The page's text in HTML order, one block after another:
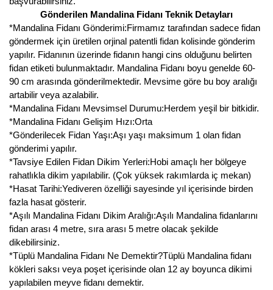
Gönderilen Mandalina Fidanı Teknik Detayları
*Mandalina Fidanı Gönderimi:Firmamız tarafından sadece fidan
göndermek için üretilen orjinal patentli fidan kolisinde gönderim
yapılır. Fidanının üzerinde fidanın hangi cins olduğunu belirten
fidan etiketi bulunmaktadır. Mandalina Fidanı boyu genelde 60-
90 cm arasında gönderilmektedir. Mevsime göre bu boy aralığı
artabilir veya azalabilir.
*Mandalina Fidanı Mevsimsel Durumu:Herdem yeşil bir bitkidir.
*Mandalina Fidanı Gelişim Hızı:Orta
*Gönderilecek Fidan Yaşı:Aşı yaşı maksimum 1 olan fidan
gönderimi yapılır.
*Tavsiye Edilen Fidan Dikim Yerleri:Hobi amaçlı her bölgeye
rahatlıkla dikim yapılabilir. (Çok yüksek rakımlarda iç mekan)
*Hasat Tarihi:Yediveren özelliği sayesinde yıl içerisinde birden
fazla hasat gösterir.
*Aşılı Mandalina Fidanı Dikim Aralığı:Aşılı Mandalina fidanlarını
fidan arası 4 metre, sıra arası 5 metre olacak şekilde
dikebilirsiniz.
*Tüplü Mandalina Fidanı Ne Demektir?Tüplü Mandalina fidanı
kökleri saksı veya poşet içerisinde olan 12 ay boyunca dikimi
yapılabilen meyve fidanı demektir.